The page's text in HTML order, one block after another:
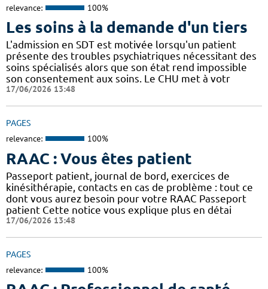
relevance: 100%
Les soins à la demande d'un tiers
L'admission en SDT est motivée lorsqu'un patient
présente des troubles psychiatriques nécessitant des
soins spécialisés alors que son état rend impossible
son consentement aux soins. Le CHU met à votr
17/06/2026 13:48
PAGES
relevance: 100%
RAAC : Vous êtes patient
Passeport patient, journal de bord, exercices de
kinésithérapie, contacts en cas de problème : tout ce
dont vous aurez besoin pour votre RAAC Passeport
patient Cette notice vous explique plus en détai
17/06/2026 13:48
PAGES
relevance: 100%